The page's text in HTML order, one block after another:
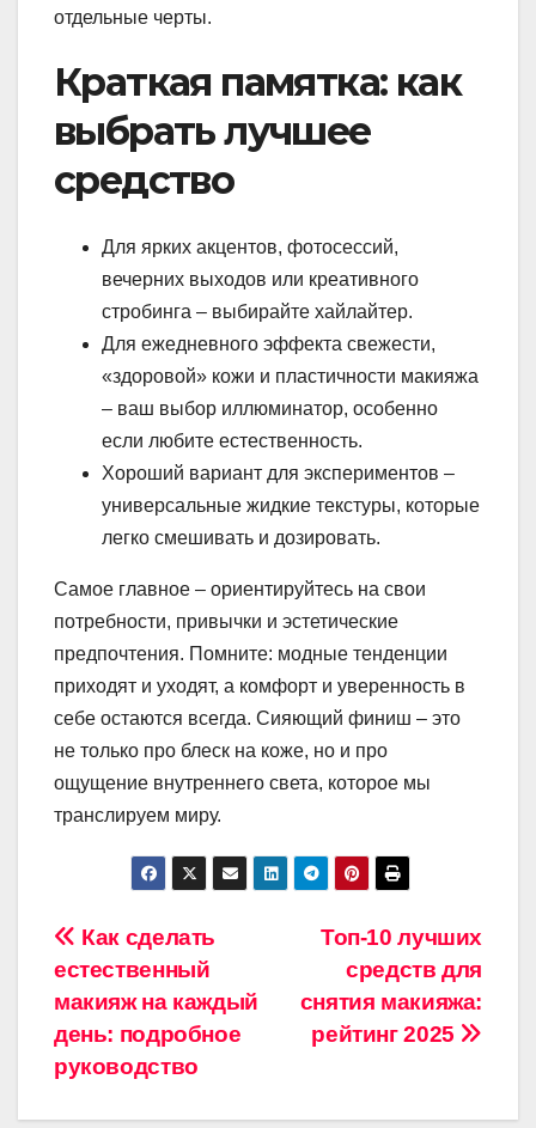
отдельные черты.
Краткая памятка: как
выбрать лучшее
средство
Для ярких акцентов, фотосессий,
вечерних выходов или креативного
стробинга – выбирайте хайлайтер.
Для ежедневного эффекта свежести,
«здоровой» кожи и пластичности макияжа
– ваш выбор иллюминатор, особенно
если любите естественность.
Хороший вариант для экспериментов –
универсальные жидкие текстуры, которые
легко смешивать и дозировать.
Самое главное – ориентируйтесь на свои
потребности, привычки и эстетические
предпочтения. Помните: модные тенденции
приходят и уходят, а комфорт и уверенность в
себе остаются всегда. Сияющий финиш – это
не только про блеск на коже, но и про
ощущение внутреннего света, которое мы
транслируем миру.
Навигация
по
записям
Топ-10 лучших
средств для
снятия макияжа:
рейтинг 2025
Как сделать
естественный
макияж на каждый
день: подробное
руководство